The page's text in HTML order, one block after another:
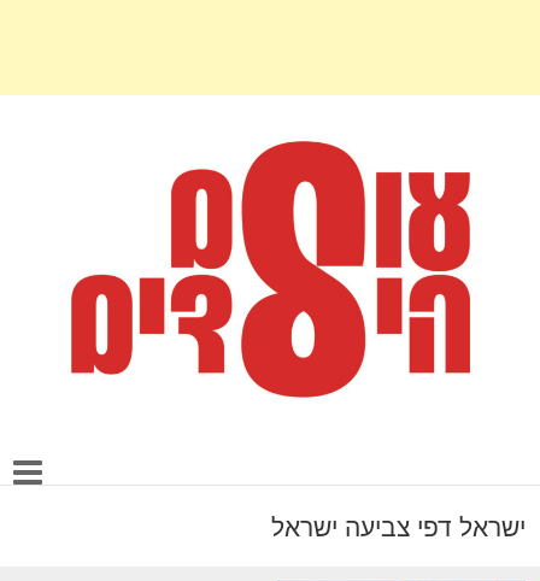
ישראל דפי צביעה ישראל